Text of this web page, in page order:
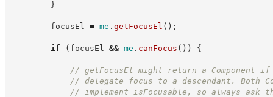
}
focusEl = me . getFocusEl ( ) ;
if ( focusEl && me . canFocus ( ) ) {
// getFocusEl might return a Component
// delegate focus to a descendant. Both
// implement isFocusable, so always ask